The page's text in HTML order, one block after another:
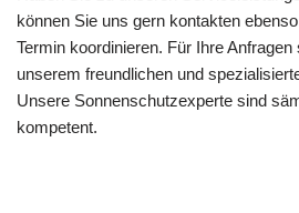
können Sie uns gern kontakten
Termin koordinieren. Für Ihre
unserem freundlichen und
Unsere Sonnenschutzexperte sind
kompetent.